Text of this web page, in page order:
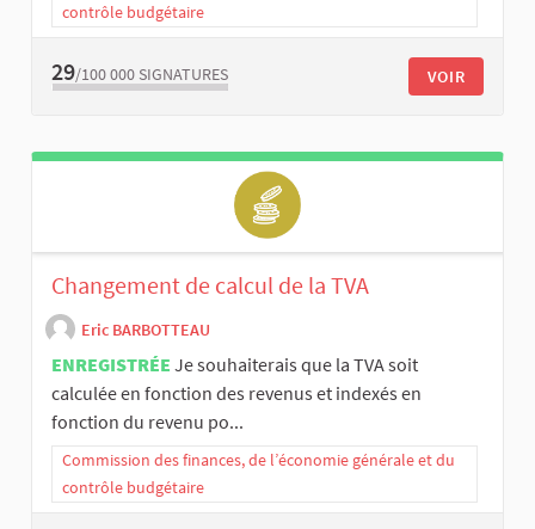
contrôle budgétaire
29/100 000 SIGNATURES VOIR
Changement de calcul de la TVA
Eric BARBOTTEAU
ENREGISTRÉE Je souhaiterais que la TVA soit
calculée en fonction des revenus et indexés en
fonction du revenu po...
Commission des finances, de l’économie générale et du
contrôle budgétaire